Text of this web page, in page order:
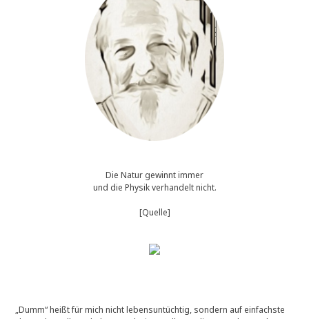
Die Natur gewinnt immer
und die Physik verhandelt nicht.
[Quelle]
„Dumm“ heißt für mich nicht lebensuntüchtig, sondern auf einfachste